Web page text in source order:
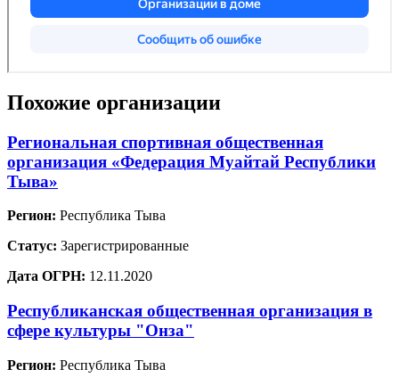
Похожие организации
Региональная спортивная общественная
организация «Федерация Муайтай Республики
Тыва»
Регион: Республика Тыва
Статус: Зарегистрированные
Дата ОГРН: 12.11.2020
Республиканская общественная организация в
сфере культуры "Онза"
Регион: Республика Тыва